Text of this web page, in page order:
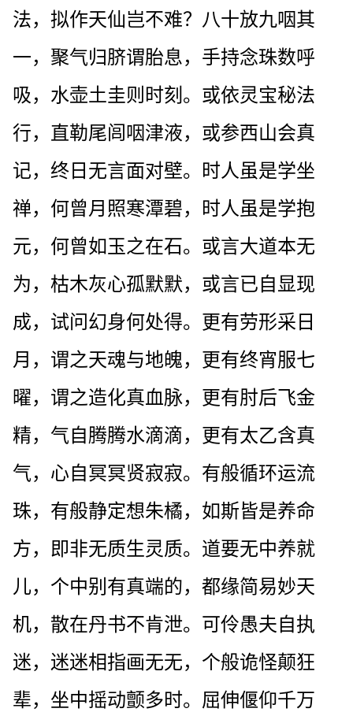
法，拟作天仙岂不难？八十放九咽其
一，聚气归脐谓胎息，手持念珠数呼
吸，水壶土圭则时刻。或依灵宝秘法
行，直勒尾闾咽津液，或参西山会真
记，终日无言面对壁。时人虽是学坐
禅，何曾月照寒潭碧，时人虽是学抱
元，何曾如玉之在石。或言大道本无
为，枯木灰心孤默默，或言已自显现
成，试问幻身何处得。更有劳形采日
月，谓之天魂与地魄，更有终宵服七
曜，谓之造化真血脉，更有肘后飞金
精，气自腾腾水滴滴，更有太乙含真
气，心自冥冥贤寂寂。有般循环运流
珠，有般静定想朱橘，如斯皆是养命
方，即非无质生灵质。道要无中养就
儿，个中别有真端的，都缘简易妙天
机，散在丹书不肯泄。可伶愚夫自执
迷，迷迷相指画无无，个般诡怪颠狂
辈，坐中摇动颤多时。屈伸偃仰千万